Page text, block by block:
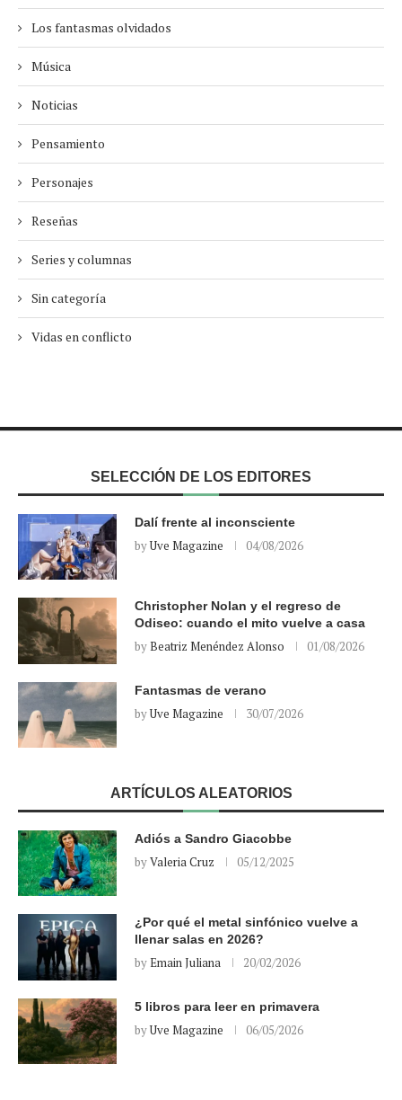
Los fantasmas olvidados
Música
Noticias
Pensamiento
Personajes
Reseñas
Series y columnas
Sin categoría
Vidas en conflicto
SELECCIÓN DE LOS EDITORES
Dalí frente al inconsciente
byUve Magazine 04/08/2026
Christopher Nolan y el regreso de
Odiseo: cuando el mito vuelve a casa
byBeatriz Menéndez Alonso 01/08/2026
Fantasmas de verano
byUve Magazine 30/07/2026
ARTÍCULOS ALEATORIOS
Adiós a Sandro Giacobbe
byValeria Cruz 05/12/2025
¿Por qué el metal sinfónico vuelve a
llenar salas en 2026?
byEmain Juliana 20/02/2026
5 libros para leer en primavera
byUve Magazine 06/05/2026